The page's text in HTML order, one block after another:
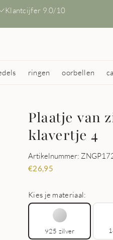
Klantcijfer 9.0/10
ringen oorbellen
Plaatje van
klavertje 4
Artikelnummer:
€26,95
Kies je materiaal:
925 zilver